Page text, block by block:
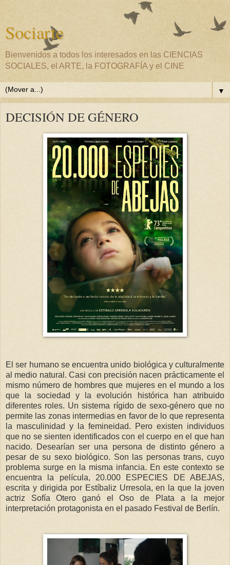
Sociarte
Bienvenidos a todos los interesados en las CIENCIAS
SOCIALES, el ARTE, la FOTOGRAFÍA y el CINE
▼
DECISIÓN DE GÉNERO
El ser humano se encuentra unido biológica y culturalmente
al medio natural. Casi con precisión nacen prácticamente el
mismo número de hombres que mujeres en el mundo a los
que la sociedad y la evolución histórica han atribuido
diferentes roles. Un sistema rígido de sexo-género que no
permite las zonas intermedias en favor de lo que representa
la masculinidad y la femineidad. Pero existen individuos
que no se sienten identificados con el cuerpo en el que han
nacido. Desearían ser una persona de distinto género a
pesar de su sexo biológico. Son las personas trans, cuyo
problema surge en la misma infancia. En este contexto se
encuentra la película, 20.000 ESPECIES DE ABEJAS,
escrita y dirigida por Estíbaliz Urresola, en la que la joven
actriz Sofía Otero ganó el Oso de Plata a la mejor
interpretación protagonista en el pasado Festival de Berlín.